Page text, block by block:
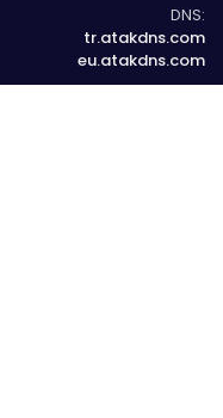
DNS:
tr.atakdns.com
eu.atakdns.com